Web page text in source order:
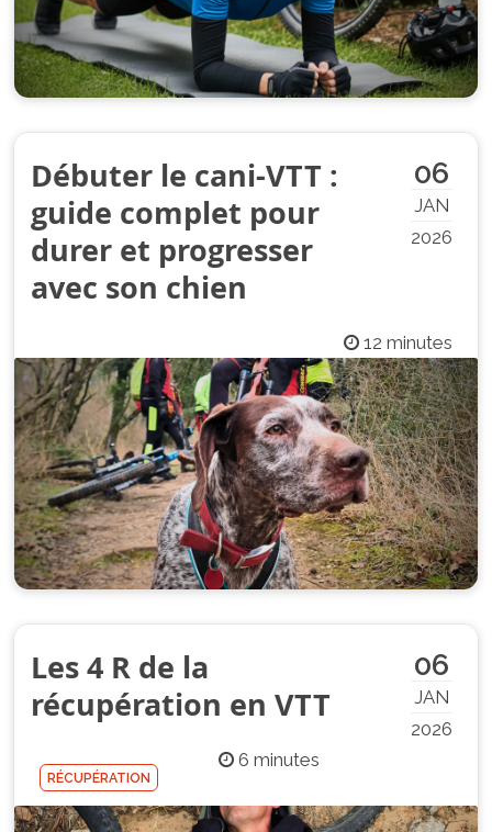
06
JAN
2026
Débuter le cani-VTT :
guide complet pour
durer et progresser
avec son chien
12 minutes
06
JAN
2026
Les 4 R de la
récupération en VTT
6 minutes
RÉCUPÉRATION